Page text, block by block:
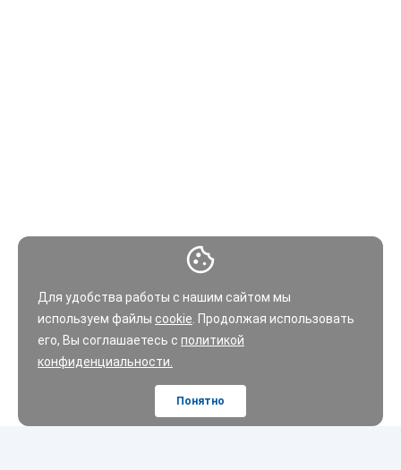
Для удобства работы с нашим сайтом мы
используем файлы cookie . Продолжая использовать
его, Вы соглашаетесь с политикой
конфиденциальности.
Понятно